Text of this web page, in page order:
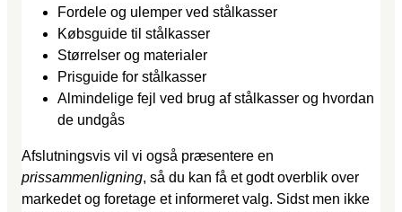
Fordele og ulemper ved stålkasser
Købsguide til stålkasser
Størrelser og materialer
Prisguide for stålkasser
Almindelige fejl ved brug af stålkasser og hvordan
de undgås
Afslutningsvis vil vi også præsentere en
prissammenligning, så du kan få et godt overblik over
markedet og foretage et informeret valg. Sidst men ikke